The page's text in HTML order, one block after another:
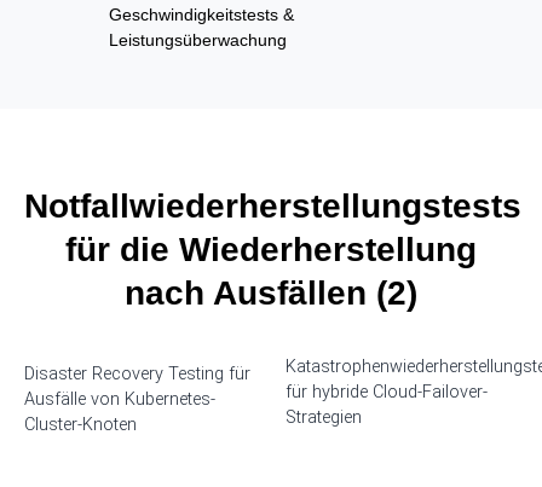
Geschwindigkeitstests &
Leistungsüberwachung
Notfallwiederherstellungstests
für die Wiederherstellung
nach Ausfällen (2)
Disaster Recovery Testing für
Ausfälle von Kubernetes-
Cluster-Knoten
für hybride Cloud-Failover-
Strategien